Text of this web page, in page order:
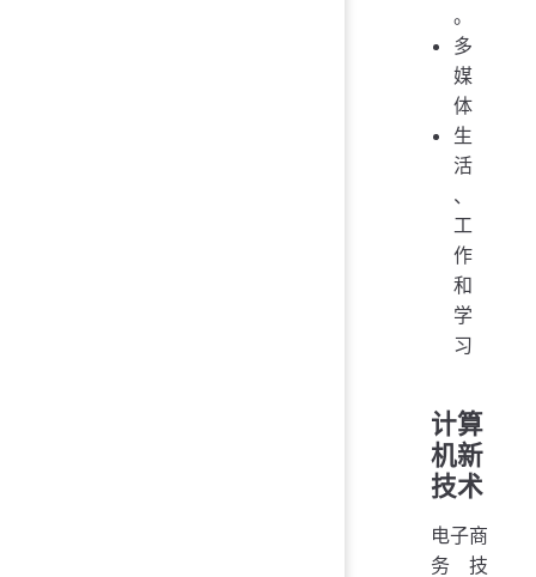
。
多
媒
体
生
活
、
工
作
和
学
习
计算
机新
技术
电子商
务技